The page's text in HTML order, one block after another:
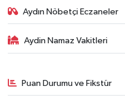
Aydın Nöbetçi Eczaneler
Aydin Namaz Vakitleri
Puan Durumu ve Fikstür